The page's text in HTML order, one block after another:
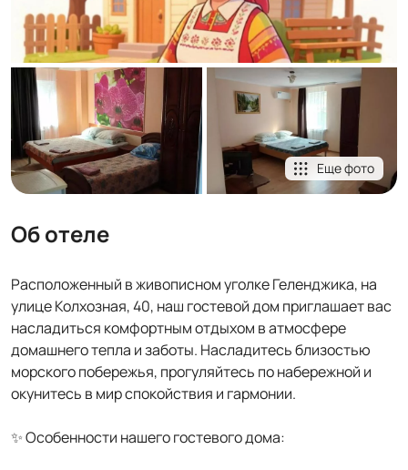
Еще фото
Об отеле
Расположенный в живописном уголке Геленджика, на
улице Колхозная, 40, наш гостевой дом приглашает вас
насладиться комфортным отдыхом в атмосфере
домашнего тепла и заботы. Насладитесь близостью
морского побережья, прогуляйтесь по набережной и
окунитесь в мир спокойствия и гармонии.
✨ Особенности нашего гостевого дома: